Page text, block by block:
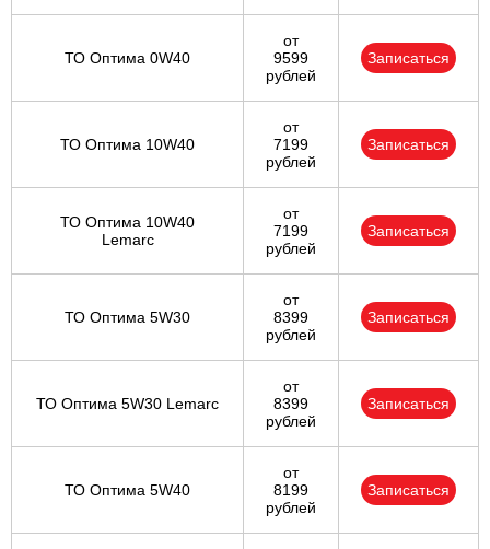
ТО Оптима 0W40
от
9599
рублей
Записаться
ТО Оптима 10W40
от
7199
рублей
Записаться
ТО Оптима 10W40
Lemarc
от
7199
рублей
Записаться
ТО Оптима 5W30
от
8399
рублей
Записаться
ТО Оптима 5W30 Lemarc
от
8399
рублей
Записаться
ТО Оптима 5W40
от
8199
рублей
Записаться